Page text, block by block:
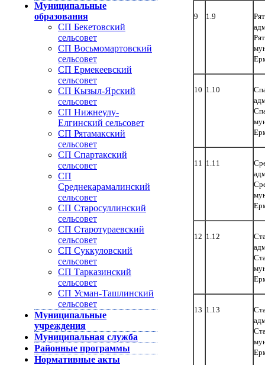
Муниципальные
образования
СП Бекетовский
сельсовет
СП Восьмомартовский
сельсовет
СП Ермекеевский
сельсовет
СП Кызыл-Ярский
сельсовет
СП Нижнеулу-
Елгинский сельсовет
СП Рятамакский
сельсовет
СП Спартакский
сельсовет
СП
Среднекарамалинский
сельсовет
СП Старосуллинский
сельсовет
СП Старотураевский
сельсовет
СП Суккуловский
сельсовет
СП Тарказинский
сельсовет
СП Усман-Ташлинский
сельсовет
Муниципальные
учреждения
Муниципальная служба
Районные программы
Нормативные акты
9 1.9
10 1.10
11 1.11
12 1.12
13 1.13